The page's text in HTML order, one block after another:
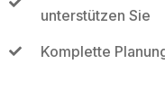
unterstützen Sie
Komplette